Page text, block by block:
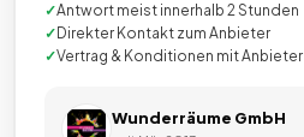
Antwort meist innerhalb 2 Stunden
Direkter Kontakt zum Anbieter
Vertrag & Konditionen mit Anbieter
Wunderräume GmbH